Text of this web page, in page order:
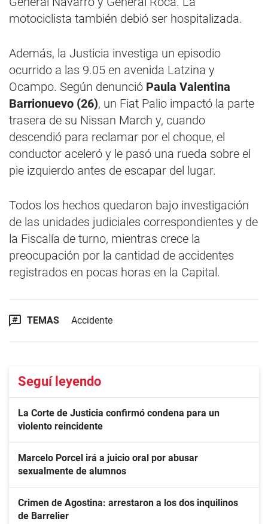
motociclista también debió ser hospitalizada.
Además, la Justicia investiga un episodio
ocurrido a las 9.05 en avenida Latzina y
Ocampo. Según denunció Paula Valentina
Barrionuevo (26), un Fiat Palio impactó la parte
trasera de su Nissan March y, cuando
descendió para reclamar por el choque, el
conductor aceleró y le pasó una rueda sobre el
pie izquierdo antes de escapar del lugar.
Todos los hechos quedaron bajo investigación
de las unidades judiciales correspondientes y de
la Fiscalía de turno, mientras crece la
preocupación por la cantidad de accidentes
registrados en pocas horas en la Capital.
TEMAS Accidente
Seguí leyendo
La Corte de Justicia confirmó condena para un
violento reincidente
Marcelo Porcel irá a juicio oral por abusar
sexualmente de alumnos
Crimen de Agostina: arrestaron a los dos inquilinos
de Barrelier